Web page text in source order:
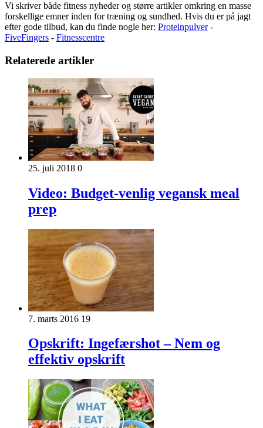
Vi skriver både fitness nyheder og større artikler omkring en masse
forskellige emner inden for træning og sundhed. Hvis du er på jagt
efter gode tilbud, kan du finde nogle her: Proteinpulver-
FiveFingers - Fitnesscentre
Relaterede artikler
25. juli 2018 0
Video: Budget-venlig vegansk meal
prep
7. marts 2016 19
Opskrift: Ingefærshot – Nem og
effektiv opskrift